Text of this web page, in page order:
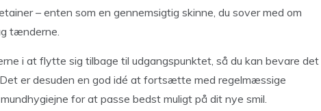
– enten som en gennemsigtig skinne, du sover med om
tænderne.
i at flytte sig tilbage til udgangspunktet, så du kan bevare det
er desuden en god idé at fortsætte med regelmæssige
for at passe bedst muligt på dit nye smil.